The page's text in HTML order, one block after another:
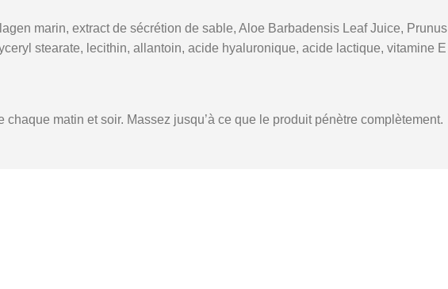
marin, extractde sécrétion de sable, Aloe Barbadensis LeafJuice, Prunus
stearate, lecithin, allantoin, acide hyaluronique, acide lactique, vitamine E
chaque matin etsoir. Massez jusqu’à ce que le produit pénètre complètement.